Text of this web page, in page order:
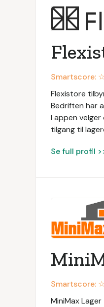
Smartscore: ☆
Flexistore
Bedriften har
I appen
tilgang til
Se full profil
Smartscore: ☆
MiniMax